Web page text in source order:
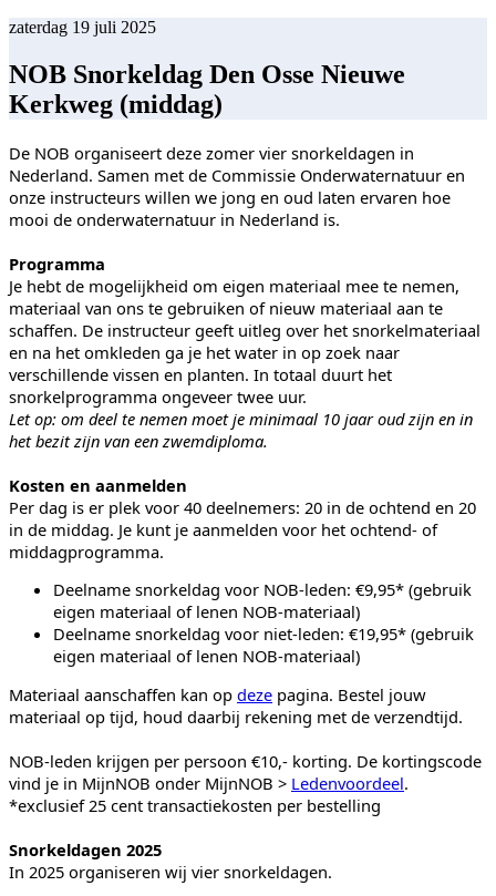
zaterdag 19 juli 2025
NOB Snorkeldag Den Osse Nieuwe
Kerkweg (middag)
De NOB organiseert deze zomer vier snorkeldagen in
Nederland. Samen met de Commissie Onderwaternatuur en
onze instructeurs willen we jong en oud laten ervaren hoe
mooi de onderwaternatuur in Nederland is.
Programma
Je hebt de mogelijkheid om eigen materiaal mee te nemen,
materiaal van ons te gebruiken of nieuw materiaal aan te
schaffen. De instructeur geeft uitleg over het snorkelmateriaal
en na het omkleden ga je het water in op zoek naar
verschillende vissen en planten. In totaal duurt het
snorkelprogramma ongeveer twee uur.
Let op: om deel te nemen moet je minimaal 10 jaar oud zijn en in
het bezit zijn van een zwemdiploma.
Kosten en aanmelden
Per dag is er plek voor 40 deelnemers: 20 in de ochtend en 20
in de middag. Je kunt je aanmelden voor het ochtend- of
middagprogramma.
Deelname snorkeldag voor NOB-leden: €9,95* (gebruik
eigen materiaal of lenen NOB-materiaal)
Deelname snorkeldag voor niet-leden: €19,95* (gebruik
eigen materiaal of lenen NOB-materiaal)
Materiaal aanschaffen kan op deze pagina. Bestel jouw
materiaal op tijd, houd daarbij rekening met de verzendtijd.
NOB-leden krijgen per persoon €10,- korting. De kortingscode
vind je in MijnNOB onder MijnNOB > Ledenvoordeel.
*exclusief 25 cent transactiekosten per bestelling
Snorkeldagen 2025
In 2025 organiseren wij vier snorkeldagen.